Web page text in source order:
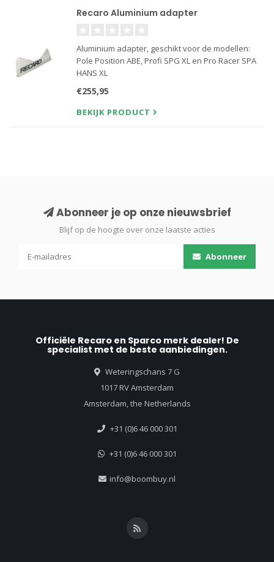
Recaro Aluminium adapter
Aluminium adapter, geschikt voor de modellen:
Pole Position ABE, Profi SPG XL en Pro Racer SPA
HANS XL
€255,95
BEKIJK PRODUCT
Abonneer je op onze nieuwsbrief
Blijf op de hoogte over onze laatste acties
Abonneer
Officiële Recaro en Sparco merk dealer! De
specialist met de beste aanbiedingen.
Weteringschans 7 G
1017 RV Amsterdam
Amsterdam, the Netherlands
+31 (0)6 46 000 301
+31 (0)6 46 000 301
info@boombuy.nl